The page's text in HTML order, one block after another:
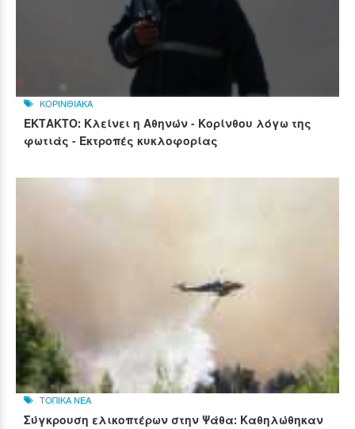
ΚΟΡΙΝΘΙΑΚΑ
ΕΚΤΑΚΤΟ: Κλείνει η Αθηνών - Κορίνθου λόγω της
φωτιάς - Εκτροπές κυκλοφορίας
ΤΟΠΙΚΑ ΝΕΑ
Σύγκρουση ελικοπτέρων στην Ψάθα: Καθηλώθηκαν